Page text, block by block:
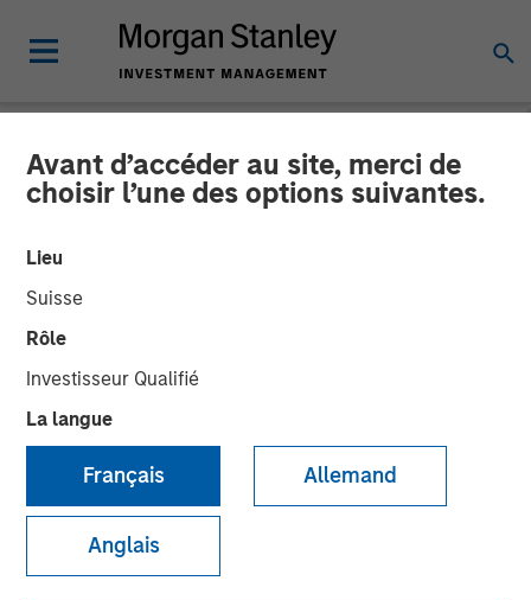
Avant d’accéder au site, merci de
choisir l’une des options suivantes.
Lieu
Suisse
Rôle
Investisseur Qualifié
La langue
Français Allemand
Anglais
INSIGHTS
Global Macro Video: Why
Global Macro?
Matt Murphy, CFA, CAIA